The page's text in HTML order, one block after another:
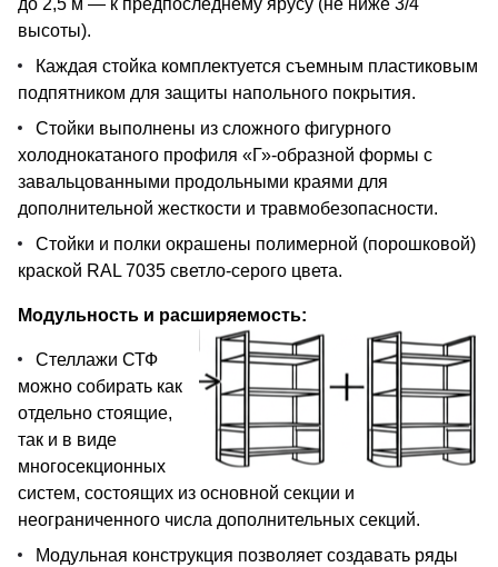
до 2,5 м — к предпоследнему ярусу (не ниже 3/4
высоты).
Каждая стойка комплектуется съемным пластиковым
подпятником для защиты напольного покрытия.
Стойки выполнены из сложного фигурного
холоднокатаного профиля «Г»-образной формы с
завальцованными продольными краями для
дополнительной жесткости и травмобезопасности.
Стойки и полки окрашены полимерной (порошковой)
краской RAL 7035 светло-серого цвета.
Модульность и расширяемость:
Стеллажи СТФ
можно собирать как
отдельно стоящие,
так и в виде
многосекционных
систем, состоящих из основной секции и
неограниченного числа дополнительных секций.
Модульная конструкция позволяет создавать ряды